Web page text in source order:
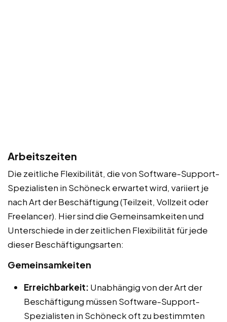
Arbeitszeiten
Die zeitliche Flexibilität, die von Software-Support-
Spezialisten in Schöneck erwartet wird, variiert je
nach Art der Beschäftigung (Teilzeit, Vollzeit oder
Freelancer). Hier sind die Gemeinsamkeiten und
Unterschiede in der zeitlichen Flexibilität für jede
dieser Beschäftigungsarten:
Gemeinsamkeiten
Erreichbarkeit: Unabhängig von der Art der
Beschäftigung müssen Software-Support-
Spezialisten in Schöneck oft zu bestimmten